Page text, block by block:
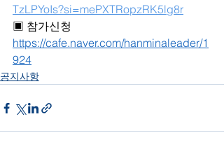
TzLPYoIs?si=mePXTRopzRK5lg8r
▣ 참가신청
https://cafe.naver.com/hanminaleader/1
924
공지사항